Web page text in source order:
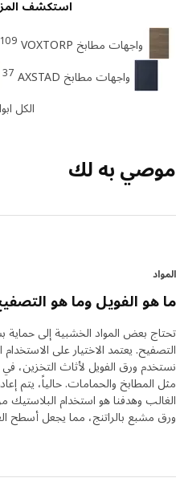
استكشف المزيد
واجهات مطابخ VOXTORP 109
واجهات مطابخ AXSTAD 37
الكل
به لك
الفويل وما هو التصفيح؟
بعض المواد الخشبية إلى حماية
يعتمد الاختيار على الاستخدام
ورق الفويل لأثاث التخزين، في
والحمامات. حالياً، يتم إعادة
وهدفنا هو استخدام البلاستيك
مشبع بالراتنج، مما يجعل أسطح